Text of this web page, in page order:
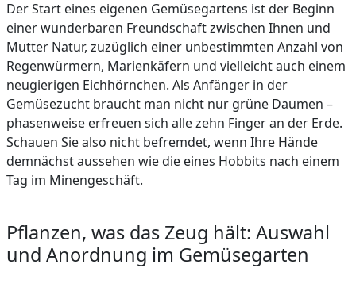
Der Start eines eigenen Gemüsegartens ist der Beginn
einer wunderbaren Freundschaft zwischen Ihnen und
Mutter Natur, zuzüglich einer unbestimmten Anzahl von
Regenwürmern, Marienkäfern und vielleicht auch einem
neugierigen Eichhörnchen. Als Anfänger in der
Gemüsezucht braucht man nicht nur grüne Daumen –
phasenweise erfreuen sich alle zehn Finger an der Erde.
Schauen Sie also nicht befremdet, wenn Ihre Hände
demnächst aussehen wie die eines Hobbits nach einem
Tag im Minengeschäft.
Pflanzen, was das Zeug hält: Auswahl
und Anordnung im Gemüsegarten